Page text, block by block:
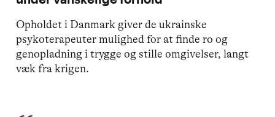
Opholdet i Danmark giver de ukrainske
psykoterapeuter mulighed for at finde ro og
genopladning i trygge og stille omgivelser, langt
væk fra krigen.